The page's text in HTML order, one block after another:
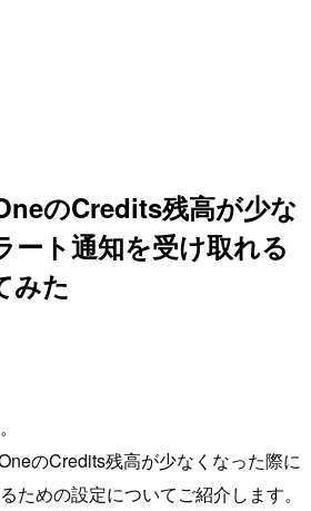
のCredits残高が少な
ート通知を受け取れる
みた
のCredits残高が少なくなった際に
ための設定についてご紹介します。